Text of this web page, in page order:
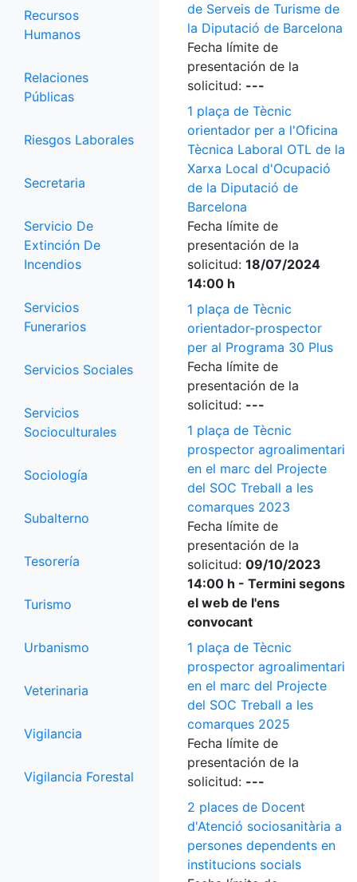
Recursos
Humanos
Relaciones
Públicas
Riesgos Laborales
Secretaria
Servicio De
Extinción De
Incendios
Servicios
Funerarios
Servicios Sociales
Servicios
Socioculturales
Sociología
Subalterno
Tesorería
Turismo
Urbanismo
Veterinaria
Vigilancia
Vigilancia Forestal
de Serveis de Turisme de
la Diputació de Barcelona
Fecha límite de
presentación de la
solicitud: ---
1 plaça de Tècnic
orientador per a l'Oficina
Tècnica Laboral OTL de la
Xarxa Local d'Ocupació
de la Diputació de
Barcelona
Fecha límite de
presentación de la
solicitud: 18/07/2024
14:00 h
1 plaça de Tècnic
orientador-prospector
per al Programa 30 Plus
Fecha límite de
presentación de la
solicitud: ---
1 plaça de Tècnic
prospector agroalimentari
en el marc del Projecte
del SOC Treball a les
comarques 2023
Fecha límite de
presentación de la
solicitud: 09/10/2023
14:00 h - Termini segons
el web de l'ens
convocant
1 plaça de Tècnic
prospector agroalimentari
en el marc del Projecte
del SOC Treball a les
comarques 2025
Fecha límite de
presentación de la
solicitud: ---
2 places de Docent
d'Atenció sociosanitària a
persones dependents en
institucions socials